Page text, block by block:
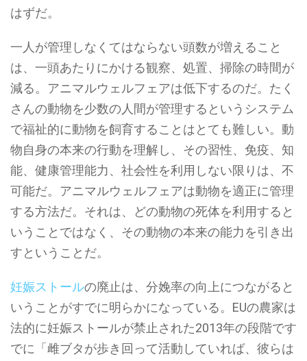
はずだ。
一人が管理しなくてはならない頭数が増えること
は、一頭あたりにかける観察、処置、掃除の時間が
減る。アニマルウェルフェアは低下するのだ。たく
さんの動物を少数の人間が管理するというシステム
で福祉的に動物を飼育することはとても難しい。動
物自身の本来の行動を理解し、その習性、免疫、知
能、健康管理能力、社会性を利用しない限りは、不
可能だ。アニマルウェルフェアは動物を適正に管理
する方法だ。それは、どの動物の死体を利用すると
いうことではなく、その動物の本来の能力を引き出
すということだ。
妊娠ストールの廃止は、分娩率の向上につながると
いうことがすでに明らかになっている。EUの農家は
法的に妊娠ストールが禁止された2013年の段階です
でに「雌ブタが歩き回って活動していれば、彼らは